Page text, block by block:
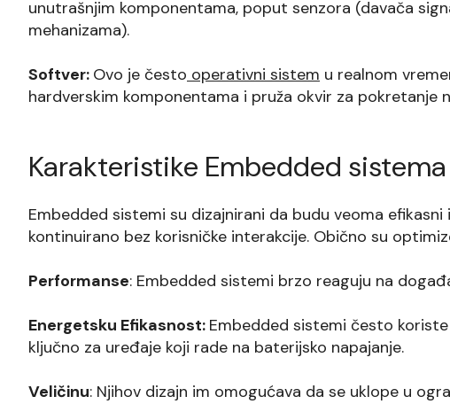
unutrašnjim komponentama, poput senzora (davača
mehanizama).
Softver: Ovo je često operativni sistem u realnom
hardverskim komponentama i pruža okvir za pokretanje
Karakteristike Embedded sistema
Embedded sistemi su dizajnirani da budu veoma
kontinuirano bez korisničke interakcije. Obično su
Performanse: Embedded sistemi brzo reaguju na
Energetsku Efikasnost: Embedded sistemi često
ključno za uređaje koji rade na baterijsko napajanje.
Veličinu: Njihov dizajn im omogućava da se uklope u